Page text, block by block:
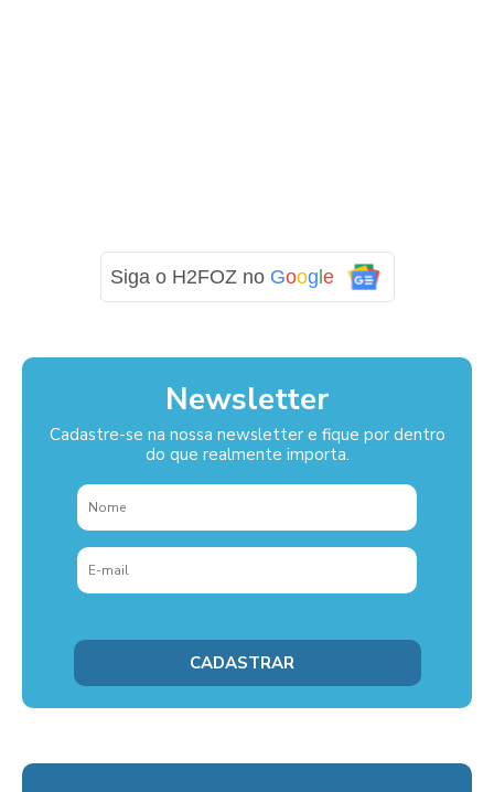
Siga o H2FOZ no Google
Newsletter
Cadastre-se na nossa newsletter e fique por dentro
do que realmente importa.